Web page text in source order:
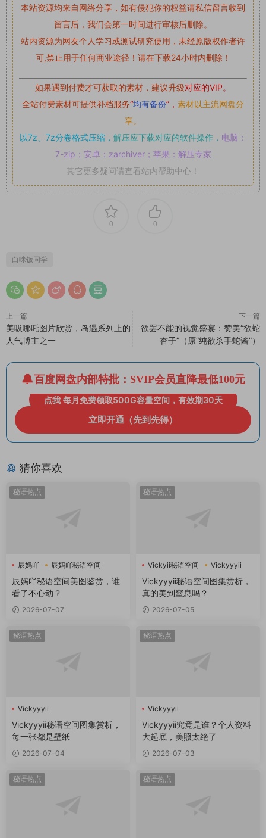
本站资源均来自网络分享，如有侵犯你的权益请私信留言收到
留言后，我们会第一时间进行审核后删除。
站内资源为网友个人学习或测试研究使用，未经原版权作者许
可,禁止用于任何商业途径！请在下载24小时内删除！
如果遇到付费才可获取的素材，建议升级对应的VIP。
全站付费素材可提供补档服务“均有备份”， 素材以主流网盘分
享。
以7z、7z分卷格式压缩， 解压应下载对应的软件操作， 电脑：
7-zip；安卓：zarchiver；苹果：解压专家
其它更多疑问请查看站内帮助中心！
0 0
白咪饭同学
上一篇
美吸哪吒图片欣赏，岛遇系列上的
人气博主之一
下一篇
欲罢不能的视觉盛宴：赞美“欲蛇
杏子”（原“纯欲杀手蛇酱”）
百度网盘内部特批：SVIP会员直降最低100元
点我 每月免费领取500G容量空间，有效期30天
立即开通（先到先得）
猜你喜欢
秘语热点
辰妈吖 辰妈吖秘语空间
辰妈吖秘语空间美图鉴赏，谁
看了不心动？
2026-07-07
秘语热点
Vickyii秘语空间 Vickyyyii
Vickyyyii秘语空间图集赏析，
真的美到窒息吗？
2026-07-05
秘语热点
Vickyyyii
Vickyyyii秘语空间图集赏析，
每一张都是壁纸
2026-07-04
秘语热点
Vickyyyii
Vickyyyii究竟是谁？个人资料
大起底，美照太绝了
2026-07-03
秘语热点 秘语热点